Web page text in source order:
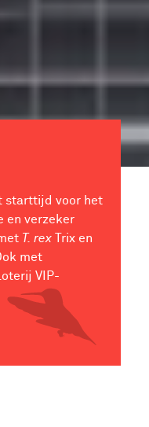
starttijd voor het
en verzeker
T. rex Trix en
met
VIP-